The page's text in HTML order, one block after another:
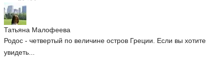
Татьяна Малофеева
Родос - четвертый по величине остров Греции. Если вы хотите
увидеть...